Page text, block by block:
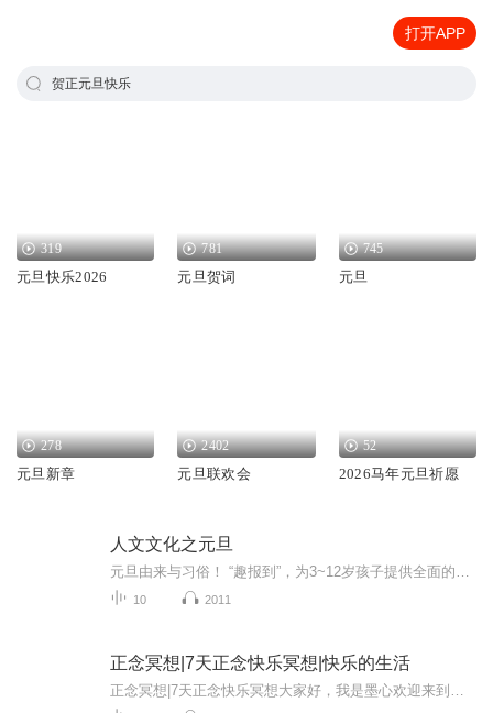
打开APP
贺正元旦快乐
319
元旦快乐2026
781
元旦贺词
745
元旦
278
元旦新章
2402
元旦联欢会
52
2026马年元旦祈愿
人文文化之元旦
10 2011
正念冥想|7天正念快乐冥想|快乐的生活